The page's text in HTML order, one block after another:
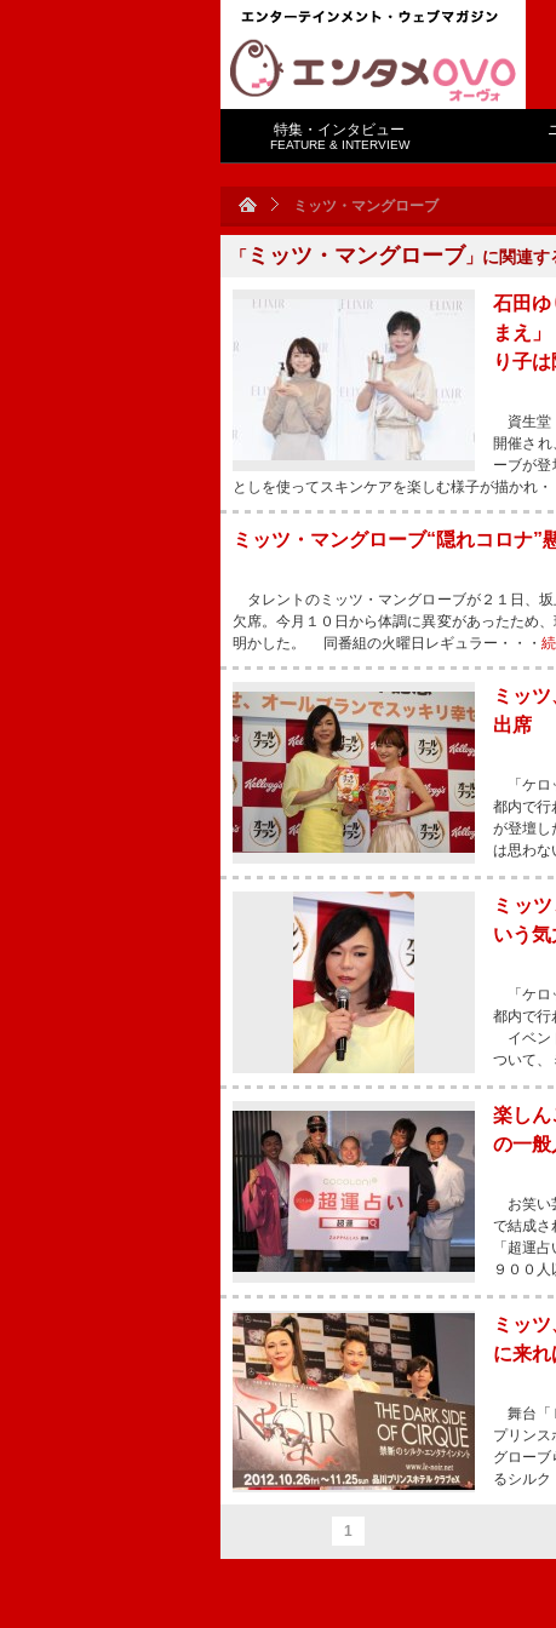
特集・インタビュー
FEATURE & INTERVIEW
ミッツ・マングローブ
「 ミッツ・マングローブ 」に関連す
石田ゆ
まえ
り子は
資生堂
開催さ
ーブが
としを使ってスキンケアを楽しむ様子が描かれ・
ミッツ・マングローブ“隠れコロナ
タレントのミッツ・マングローブが２１日、
欠席。今月１０日から体調に異変があったため
明かした。 同番組の火曜日レギュラー・・・
ミッ
出席
「ケロ
都内で行
が登壇
は思わな
ミッ
いう気
「ケロ
都内で行
イベン
ついて、
楽し
の一般
お笑い
で結成さ
「超運
９００
ミッ
に来れ
舞台「
プリン
グロー
るシル
1